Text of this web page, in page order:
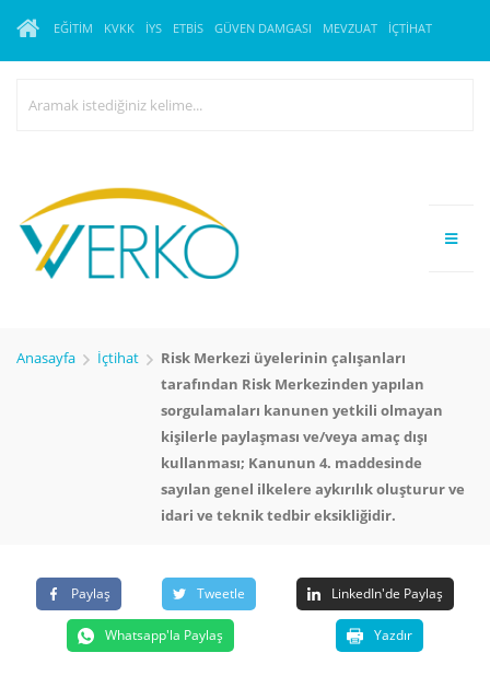
EĞITIM KVKK İYS ETBİS GÜVEN DAMGASI MEVZUAT İÇTIHAT
Anasayfa İçtihat
Risk Merkezi üyelerinin çalışanları
tarafından Risk Merkezinden yapılan
sorgulamaları kanunen yetkili olmayan
kişilerle paylaşması ve/veya amaç dışı
kullanması; Kanunun 4. maddesinde
sayılan genel ilkelere aykırılık oluşturur ve
idari ve teknik tedbir eksikliğidir.
Paylaş Tweetle LinkedIn'de Paylaş
Whatsapp'la Paylaş Yazdır